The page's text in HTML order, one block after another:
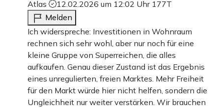
Atlas
12.02.2026 um 12:02 Uhr 177T
Melden
Ich widerspreche: Investitionen in Wohnraum
rechnen sich sehr wohl, aber nur noch für eine
kleine Gruppe von Superreichen, die alles
aufkaufen. Genau dieser Zustand ist das Ergebnis
eines unregulierten, freien Marktes. Mehr Freiheit
für den Markt würde hier nicht helfen, sondern die
Ungleichheit nur weiter verstärken. Wir brauchen